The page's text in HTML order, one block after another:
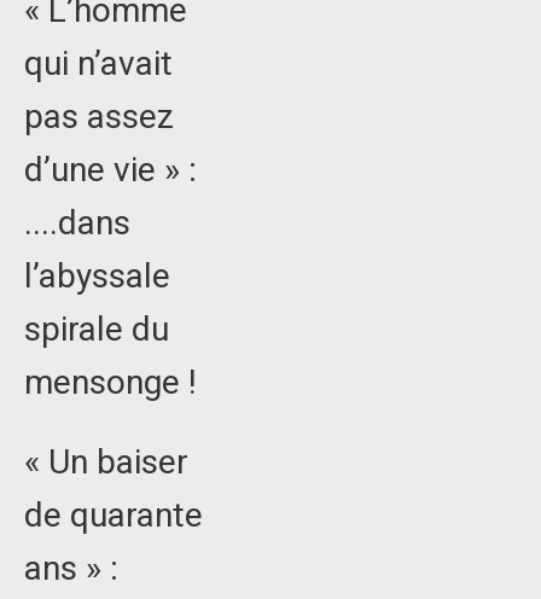
« L’homme
qui n’avait
pas assez
d’une vie » :
....dans
l’abyssale
spirale du
mensonge !
« Un baiser
de quarante
ans » :